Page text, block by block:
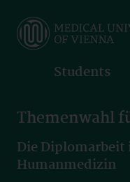
main
Students
Themenwahl
Die
Humanmedizin